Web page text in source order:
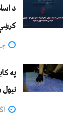
د
په